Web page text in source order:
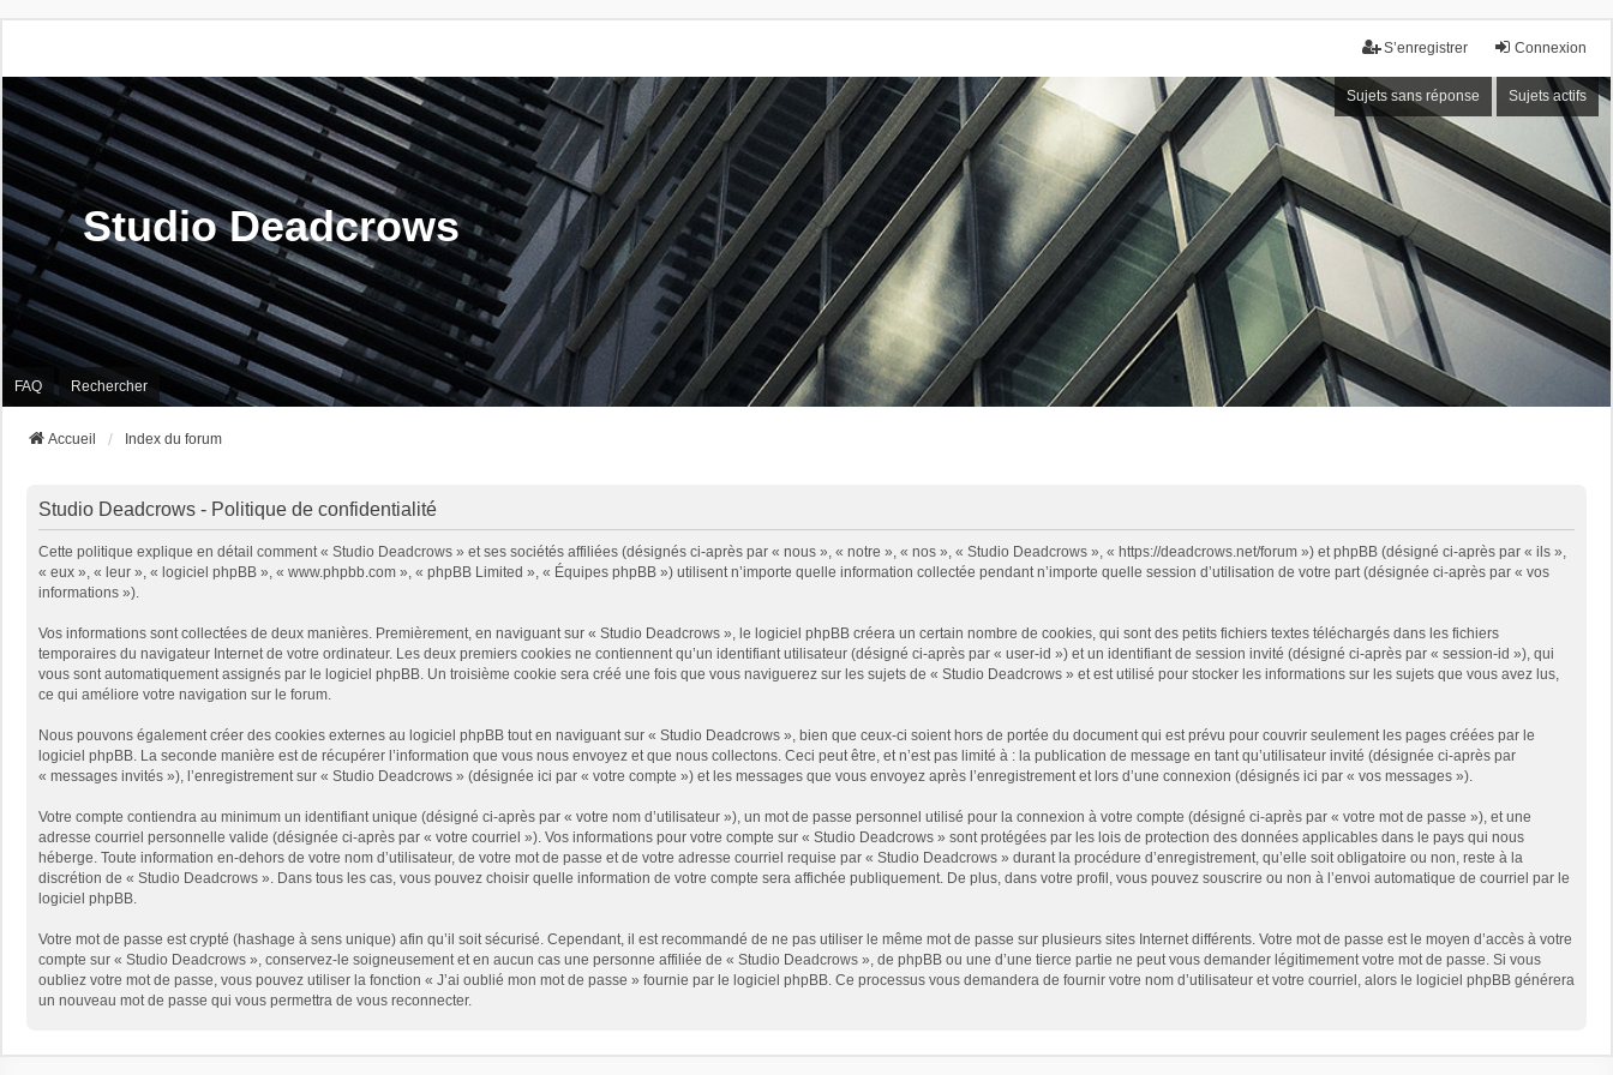
Connexion
S’enregistrer
Sujets sans réponse Sujets actifs
Studio Deadcrows
FAQ Rechercher
Accueil Index du forum
Studio Deadcrows - Politique de confidentialité
Cette politique explique en détail comment « Studio Deadcrows » et ses sociétés affiliées (désignés ci-après par « nous », « notre », « nos », « Studio Deadcrows », « https://deadcrows.net/forum ») et phpBB (désigné ci-après par « ils »,
« eux », « leur », « logiciel phpBB », « www.phpbb.com », « phpBB Limited », « Équipes phpBB ») utilisent n’importe quelle information collectée pendant n’importe quelle session d’utilisation de votre part (désignée ci-après par « vos
informations »).
Vos informations sont collectées de deux manières. Premièrement, en naviguant sur « Studio Deadcrows », le logiciel phpBB créera un certain nombre de cookies, qui sont des petits fichiers textes téléchargés dans les fichiers
temporaires du navigateur Internet de votre ordinateur. Les deux premiers cookies ne contiennent qu’un identifiant utilisateur (désigné ci-après par « user-id ») et un identifiant de session invité (désigné ci-après par « session-id »), qui
vous sont automatiquement assignés par le logiciel phpBB. Un troisième cookie sera créé une fois que vous naviguerez sur les sujets de « Studio Deadcrows » et est utilisé pour stocker les informations sur les sujets que vous avez lus,
ce qui améliore votre navigation sur le forum.
Nous pouvons également créer des cookies externes au logiciel phpBB tout en naviguant sur « Studio Deadcrows », bien que ceux-ci soient hors de portée du document qui est prévu pour couvrir seulement les pages créées par le
logiciel phpBB. La seconde manière est de récupérer l’information que vous nous envoyez et que nous collectons. Ceci peut être, et n’est pas limité à : la publication de message en tant qu’utilisateur invité (désignée ci-après par
« messages invités »), l’enregistrement sur « Studio Deadcrows » (désignée ici par « votre compte ») et les messages que vous envoyez après l’enregistrement et lors d’une connexion (désignés ici par « vos messages »).
Votre compte contiendra au minimum un identifiant unique (désigné ci-après par « votre nom d’utilisateur »), un mot de passe personnel utilisé pour la connexion à votre compte (désigné ci-après par « votre mot de passe »), et une
adresse courriel personnelle valide (désignée ci-après par « votre courriel »). Vos informations pour votre compte sur « Studio Deadcrows » sont protégées par les lois de protection des données applicables dans le pays qui nous
héberge. Toute information en-dehors de votre nom d’utilisateur, de votre mot de passe et de votre adresse courriel requise par « Studio Deadcrows » durant la procédure d’enregistrement, qu’elle soit obligatoire ou non, reste à la
discrétion de « Studio Deadcrows ». Dans tous les cas, vous pouvez choisir quelle information de votre compte sera affichée publiquement. De plus, dans votre profil, vous pouvez souscrire ou non à l’envoi automatique de courriel par le
logiciel phpBB.
Votre mot de passe est crypté (hashage à sens unique) afin qu’il soit sécurisé. Cependant, il est recommandé de ne pas utiliser le même mot de passe sur plusieurs sites Internet différents. Votre mot de passe est le moyen d’accès à votre
compte sur « Studio Deadcrows », conservez-le soigneusement et en aucun cas une personne affiliée de « Studio Deadcrows », de phpBB ou une d’une tierce partie ne peut vous demander légitimement votre mot de passe. Si vous
oubliez votre mot de passe, vous pouvez utiliser la fonction « J’ai oublié mon mot de passe » fournie par le logiciel phpBB. Ce processus vous demandera de fournir votre nom d’utilisateur et votre courriel, alors le logiciel phpBB générera
un nouveau mot de passe qui vous permettra de vous reconnecter.